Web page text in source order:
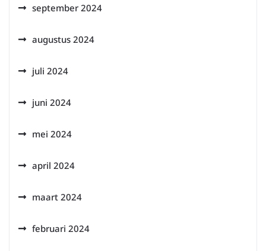
september 2024
augustus 2024
juli 2024
juni 2024
mei 2024
april 2024
maart 2024
februari 2024